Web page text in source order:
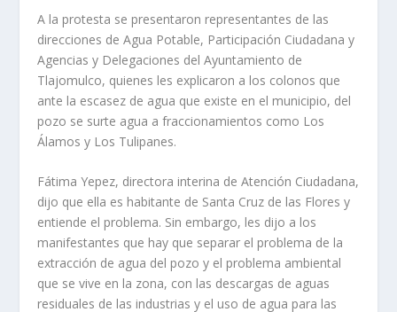
A la protesta se presentaron representantes de las
direcciones de Agua Potable, Participación Ciudadana y
Agencias y Delegaciones del Ayuntamiento de
Tlajomulco, quienes les explicaron a los colonos que
ante la escasez de agua que existe en el municipio, del
pozo se surte agua a fraccionamientos como Los
Álamos y Los Tulipanes.
Fátima Yepez, directora interina de Atención Ciudadana,
dijo que ella es habitante de Santa Cruz de las Flores y
entiende el problema. Sin embargo, les dijo a los
manifestantes que hay que separar el problema de la
extracción de agua del pozo y el problema ambiental
que se vive en la zona, con las descargas de aguas
residuales de las industrias y el uso de agua para las